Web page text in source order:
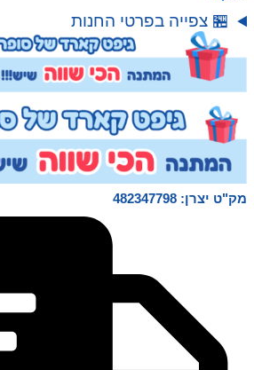
🏪 צפייה בפרטי החנות
מק"ט יצרן: 482347798